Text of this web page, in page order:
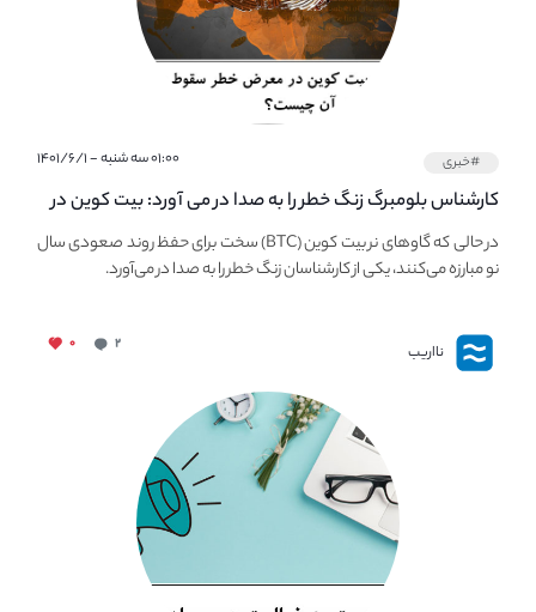
#خبری ۰۱:۰۰ سه شنبه - ۱۴۰۱/۶/۱
کارشناس بلومبرگ زنگ خطر را به صدا در می آورد: بیت کوین در
معرض خطر سقوط بزرگ است - دلیل آن چیست؟در حالی که گاوهای نر بیت کوین (BTC) سخت برای حفظ روند صعودی سال
نو مبارزه می‌کنند، یکی از کارشناسان زنگ خطر را به صدا در می‌آورد.
نااریب ۲ ۰